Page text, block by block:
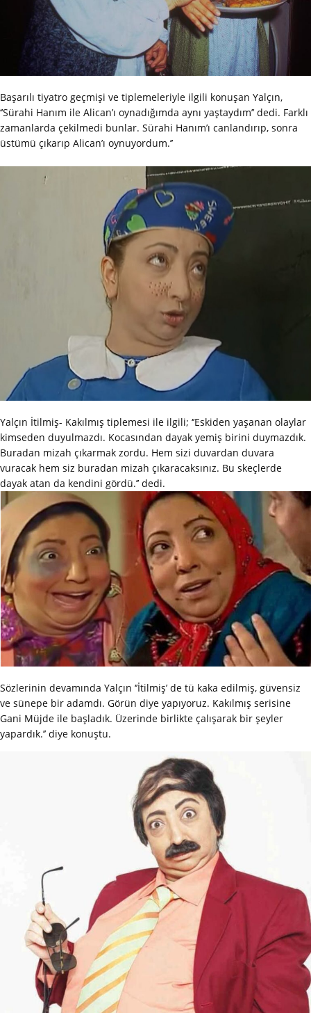
Başarılı tiyatro geçmişi ve tiplemeleriyle ilgili konuşan Yalçın,
‘’Sürahi Hanım ile Alican’ı oynadığımda aynı yaştaydım’’ dedi. Farklı
zamanlarda çekilmedi bunlar. Sürahi Hanım’ı canlandırıp, sonra
üstümü çıkarıp Alican’ı oynuyordum.’’
Yalçın İtilmiş- Kakılmış tiplemesi ile ilgili; ‘’Eskiden yaşanan olaylar
kimseden duyulmazdı. Kocasından dayak yemiş birini duymazdık.
Buradan mizah çıkarmak zordu. Hem sizi duvardan duvara
vuracak hem siz buradan mizah çıkaracaksınız. Bu skeçlerde
dayak atan da kendini gördü.’’ dedi.
Sözlerinin devamında Yalçın ‘’İtilmiş’ de tü kaka edilmiş, güvensiz
ve sünepe bir adamdı. Görün diye yapıyoruz. Kakılmış serisine
Gani Müjde ile başladık. Üzerinde birlikte çalışarak bir şeyler
yapardık.’’ diye konuştu.